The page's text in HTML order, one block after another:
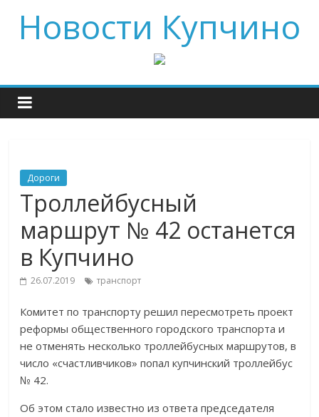
Новости Купчино
Дороги
Троллейбусный
маршрут № 42 останется
в Купчино
26.07.2019 транспорт
Комитет по транспорту решил пересмотреть проект
реформы общественного городского транспорта и
не отменять несколько троллейбусных маршрутов, в
число «счастливчиков» попал купчинский троллейбус
№ 42.
Об этом стало известно из ответа председателя